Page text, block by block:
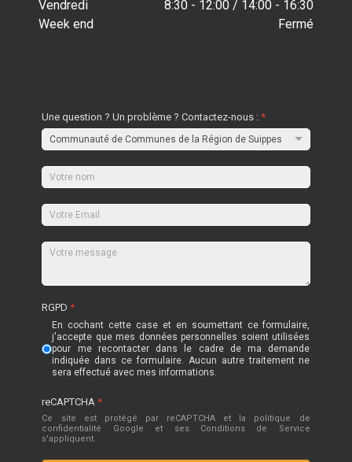
Vendredi
8:30 - 12:00 / 14:00 - 16:30
Week end
Fermé
Une question ? Un problème ? Contactez-nous :*
RGPD*
En cochant cette case et en soumettant ce formulaire,
j'accepte que mes données personnelles soient utilisées
pour me recontacter dans le cadre de ma demande
indiquée dans ce formulaire. Aucun autre traitement ne
sera effectué avec mes informations.
reCAPTCHA*
Ce site est protégé par reCAPTCHA et la politique de
confidentialité Google et
ses Conditions de Service
s'appliquent.